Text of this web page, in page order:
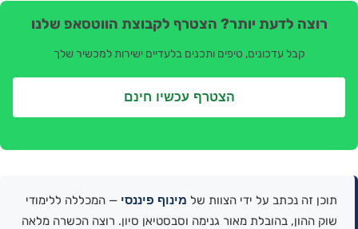
רוצה לדעת יותר? הצטרף לקבוצת הווטסאפ שלנו
קבל עדכונים, טיפים ותכנים בלעדיים ישירות למכשיר שלך
הצטרף עכשיו חינם
תוכן זה נכתב על ידי הצוות של מינוף פיננסי — המכללה ללימודי
שוק ההון, בהובלת מאור גנימה וסבסטיאן סיון. רוצה הכשרה מלאה